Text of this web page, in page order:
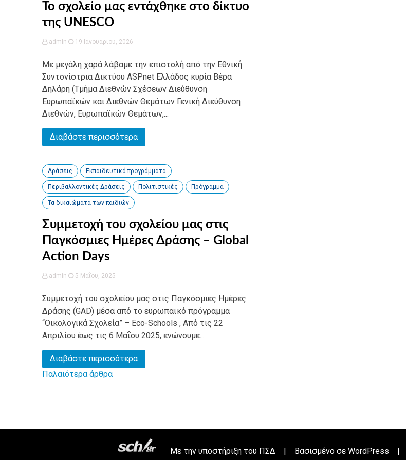
Το σχολείο μας εντάχθηκε στο δίκτυο
της UNESCO
admin 19 Ιανουαρίου, 2026
Με μεγάλη χαρά λάβαμε την επιστολή από την Εθνική
Συντονίστρια Δικτύου ASPnet Ελλάδος κυρία Βέρα
Δηλάρη (Τμήμα Διεθνών Σχέσεων Διεύθυνση
Ευρωπαϊκών και Διεθνών Θεμάτων Γενική Διεύθυνση
Διεθνών, Ευρωπαϊκών Θεμάτων,...
Διαβάστε περισσότερα
Δράσεις Εκπαιδευτικά προγράμματα
Περιβαλλοντικές Δράσεις Πολιτιστικές Πρόγραμμα
Τα δικαιώματα των παιδιών
Συμμετοχή του σχολείου μας στις
Παγκόσμιες Ημέρες Δράσης – Global
Action Days
admin 5 Μαΐου, 2025
Συμμετοχή του σχολείου μας στις Παγκόσμιες Ημέρες
Δράσης (GAD) μέσα από το ευρωπαϊκό πρόγραμμα
“Οικολογικά Σχολεία” – Eco-Schools , Από τις 22
Απριλίου έως τις 6 Μαΐου 2025, ενώνουμε...
Διαβάστε περισσότερα
Πλοήγηση
Παλαιότερα άρθρα
Με την υποστήριξη του ΠΣΔ | Βασισμένο σε WordPress |